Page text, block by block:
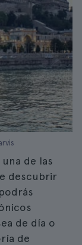
de las
descubrir
de día o
de